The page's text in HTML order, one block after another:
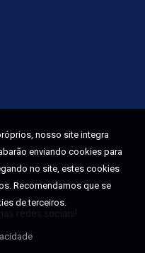
nosso site integra
enviando cookies para
no site, estes cookies
Recomendamos que se
de terceiros.